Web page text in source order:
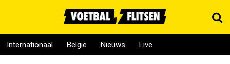
Internationaal België Nieuws Live